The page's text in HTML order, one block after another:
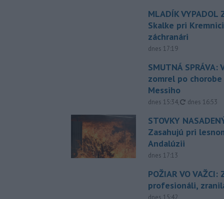
MLADÍK VYPADOL
Skalke pri
záchranári
dnes 17:19
SMUTNÁ
zomrel po
Messiho
dnes 15:34, aktualizované
dnes 16:53
STOVKY
Zasahujú pri
Andalúzii
dnes 17:13
POŽIAR VO VAŽCI:
profesionáli,
dnes 15:42